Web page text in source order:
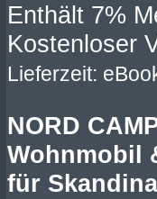
Enthält 7%
Kostenloser
Lieferzeit:
NORD
Wohnmobil
für